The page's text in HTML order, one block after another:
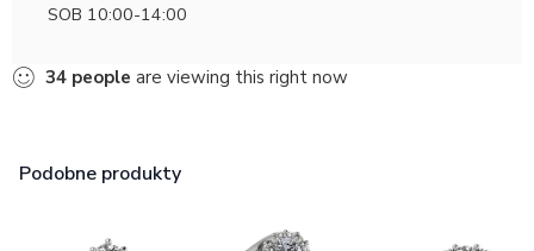
SOB 10:00-14:00
34 people are viewing this right now
Podobne produkty